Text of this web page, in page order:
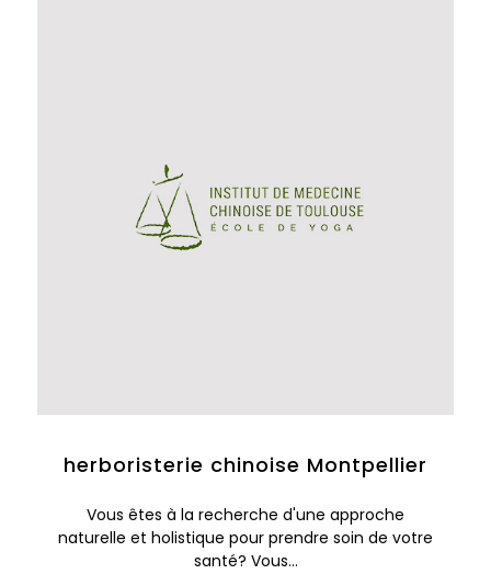
herboristerie chinoise Montpellier
Vous êtes à la recherche d'une approche
naturelle et holistique pour prendre soin de votre
santé? Vous...